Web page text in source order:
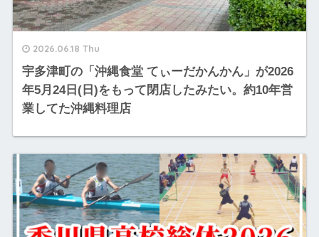
2026.06.18 Thu
宇多津町の「沖縄食堂 てぃーだかんかん」が2026
年5月24日(日)をもって閉店したみたい。約10年営
業してた沖縄料理店